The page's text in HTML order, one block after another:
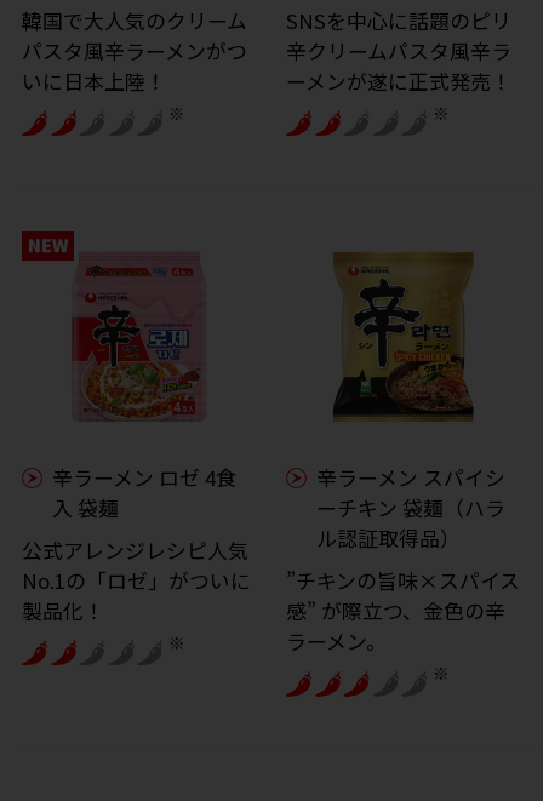
韓国で大人気のクリーム
パスタ風辛ラーメンがつ
いに日本上陸！
※
SNSを中心に話題のピリ
辛クリームパスタ風辛ラ
ーメンが遂に正式発売！
※
辛ラーメン ロゼ 4食
入 袋麺
公式アレンジレシピ人気
No.1の「ロゼ」がついに
製品化！
※
辛ラーメン スパイシ
ーチキン 袋麺（ハラ
ル認証取得品）
”チキンの旨味×スパイス
感” が際立つ、金色の辛
ラーメン。
※